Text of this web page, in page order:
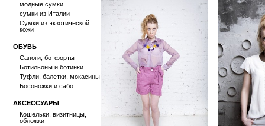
модные сумки
сумки из Италии
Сумки из экзотической
кожи
ОБУВЬ
Сапоги, ботфорты
Ботильоны и ботинки
Туфли, балетки, мокасины
Босоножки и сабо
АКСЕССУАРЫ
Кошельки, визитницы,
обложки